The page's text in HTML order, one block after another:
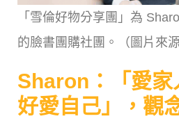
「雪倫好物分享團」為
的臉書團購社團。（圖片來源
Sharon：「愛家
好愛自己」，觀